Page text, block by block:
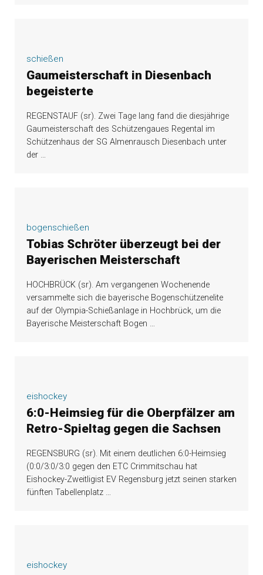
schießen
Gaumeisterschaft in Diesenbach
begeisterte
REGENSTAUF (sr). Zwei Tage lang fand die diesjährige
Gaumeisterschaft des Schützengaues Regental im
Schützenhaus der SG Almenrausch Diesenbach unter
der …
bogenschießen
Tobias Schröter überzeugt bei der
Bayerischen Meisterschaft
HOCHBRÜCK (sr). Am vergangenen Wochenende
versammelte sich die bayerische Bogenschützenelite
auf der Olympia-Schießanlage in Hochbrück, um die
Bayerische Meisterschaft Bogen …
eishockey
6:0-Heimsieg für die Oberpfälzer am
Retro-Spieltag gegen die Sachsen
REGENSBURG (sr). Mit einem deutlichen 6:0-Heimsieg
(0:0/3:0/3:0 gegen den ETC Crimmitschau hat
Eishockey-Zweitligist EV Regensburg jetzt seinen starken
fünften Tabellenplatz …
eishockey